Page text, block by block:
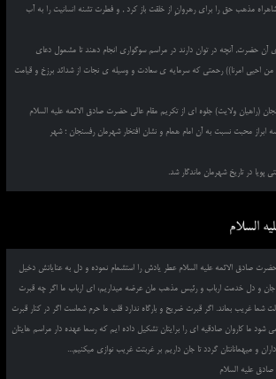
مذهب حق را برای رهروانِ از خلقت باز کرد , و فطرت تشنه انسانیت را به آب
حضرت, آنچه در توان دارند در مراسم سوگواری انجام دهند تا مشمول دعای
من احیی امرنا)) رحمتی که سرمایه ی سعادت و وسیله ی نجات از شدائد برزخ و قیامت
(راهیان ولایت) جلوه ای از تکریم مقام عالی حضرت صادق الائمه علیه السلام
محبت نسبت به آن امام همام و نشان افتخار شهرمان رفسنجان ؛ شهر
پویا در تاریخ شهرمان ماندگار شد.
السلام
صادق الائمه علیه السلام عطر یادش را استشمام نموده و دل به عنایاتش دخیل
و دل خدمت ارباب و رئیس مذهب مان عرضه میداریم، ای ارباب ما اگر چه قبرت
شما غریب بماند. اگر قبرت ضریح و بارگاه ندارد قلب ما حرم شماست اگر در کنار قبرت
شود ما کاروان صادقیه ای را برایتان تشکیل داده ایم که رسما عهده دار مراسم هایتان
و میهمانانتان گردد تا جان داریم بر غربتت غریب نوازی میکنیم...